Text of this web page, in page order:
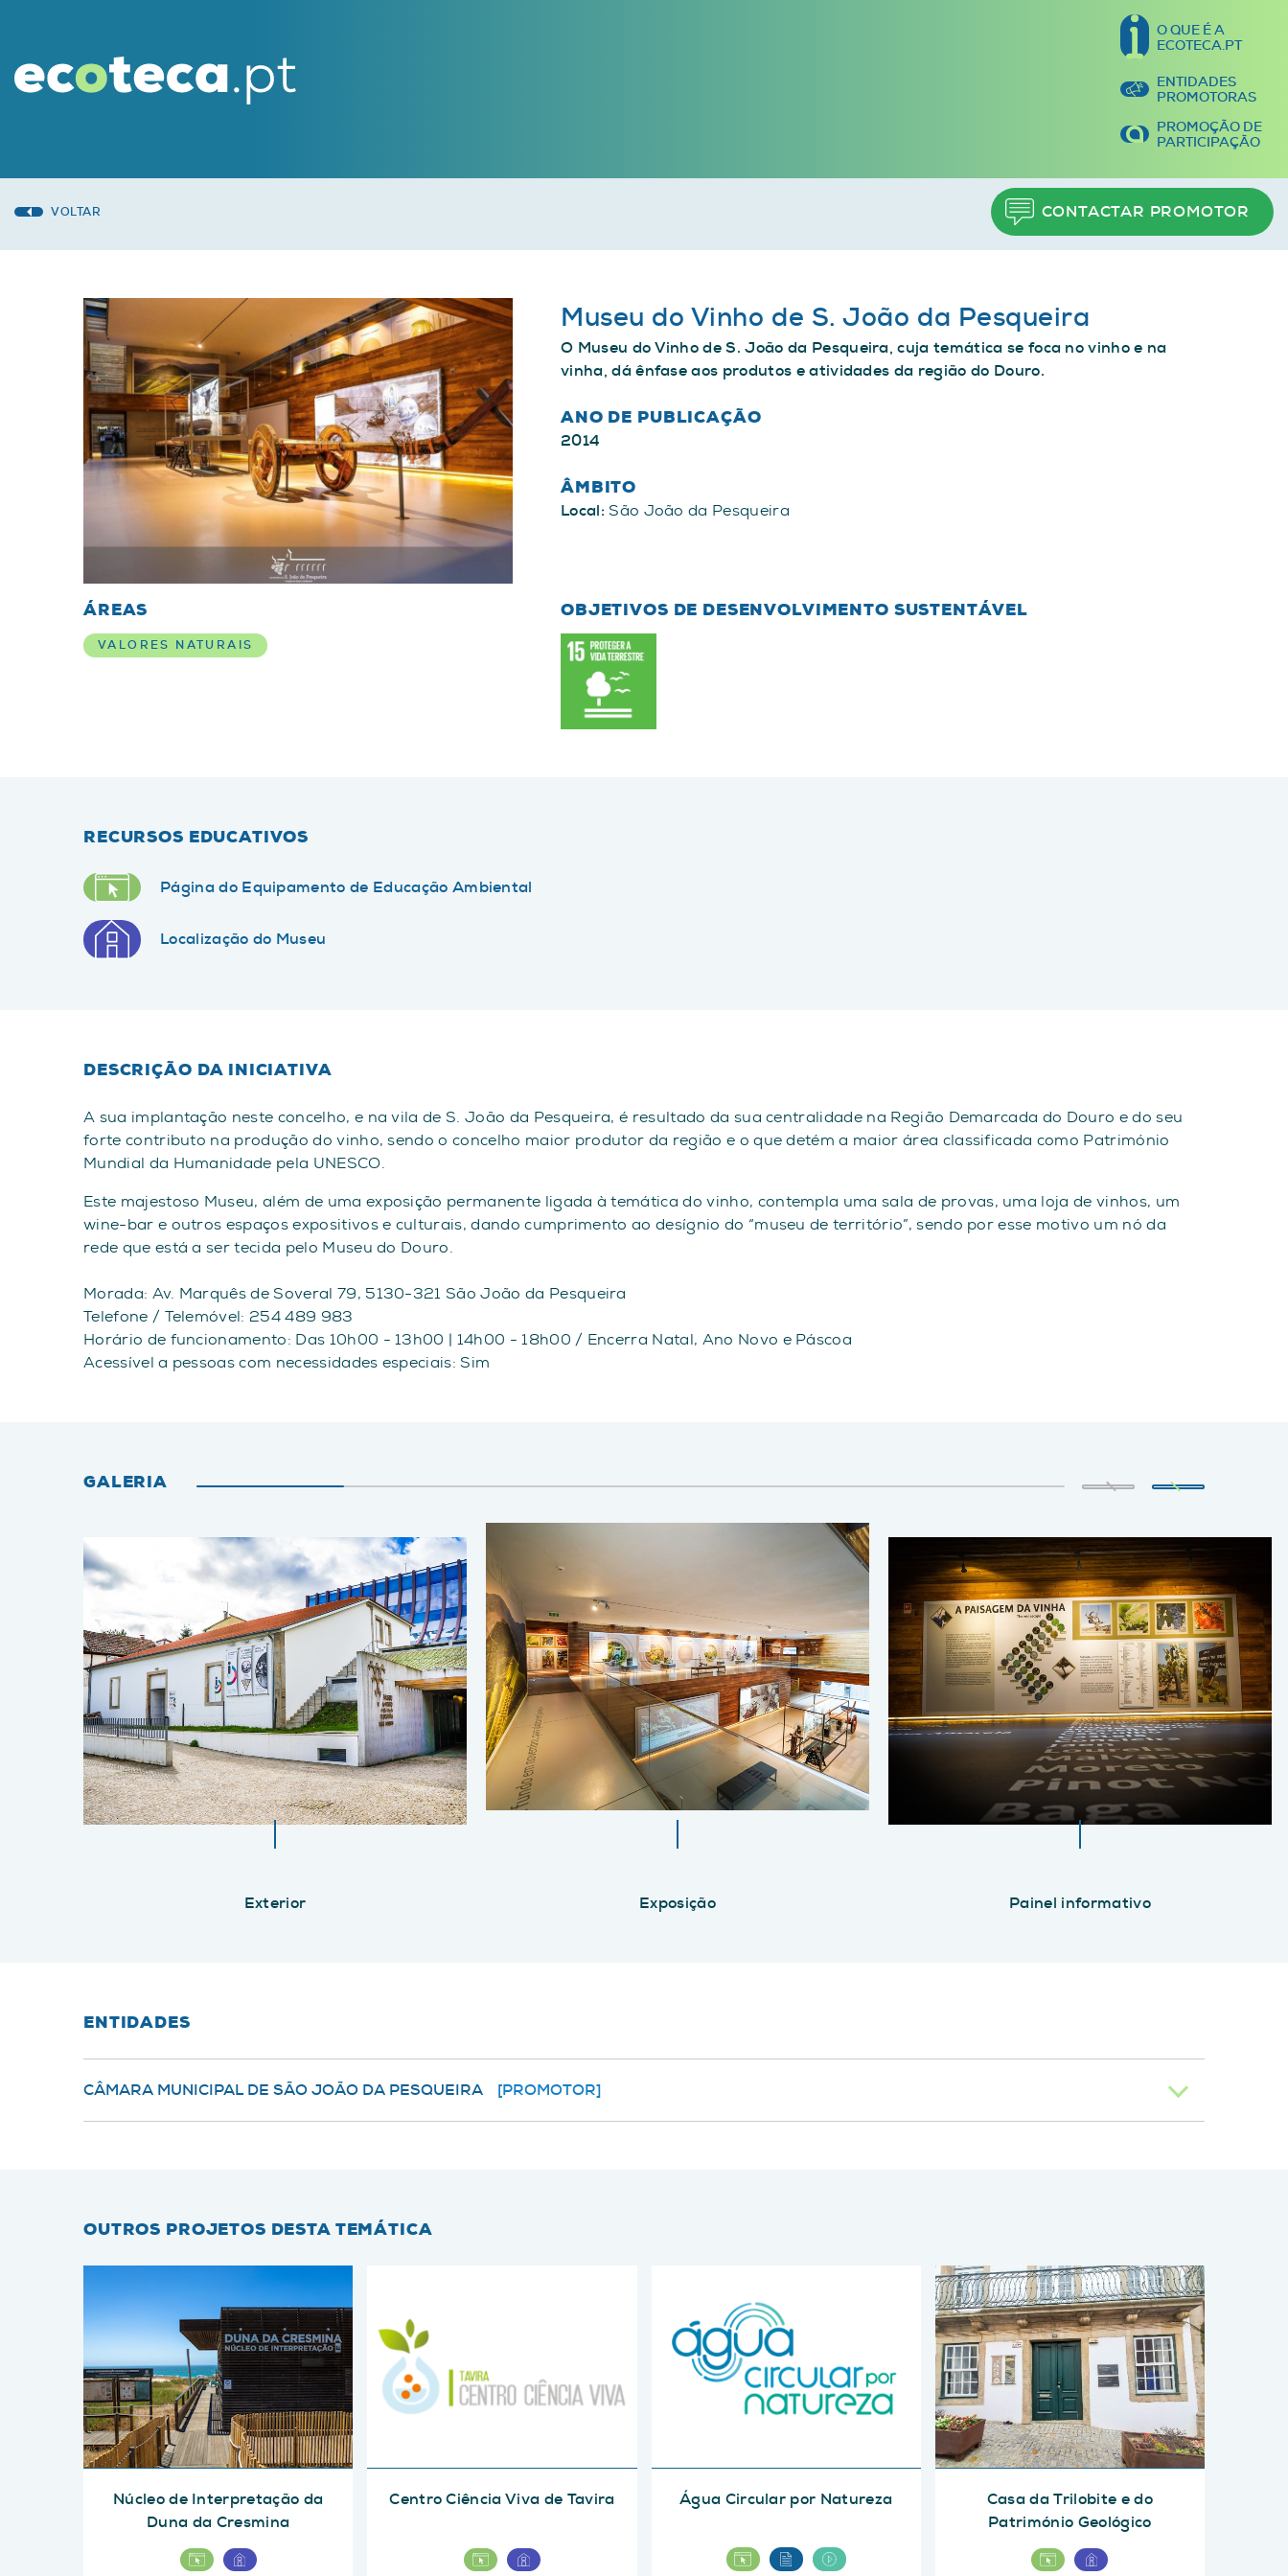
O QUE É A
ECOTECA.PT
ENTIDADES
PROMOTORAS
PROMOÇÃO DE
PARTICIPAÇÃO
VOLTAR CONTACTAR PROMOTOR
Museu do Vinho de S. João da Pesqueira
O Museu do Vinho de S. João da Pesqueira, cuja temática se foca no vinho e na
vinha, dá ênfase aos produtos e atividades da região do Douro.
ANO DE PUBLICAÇÃO
2014
ÂMBITO
Local: São João da Pesqueira
ÁREAS
VALORES NATURAIS
OBJETIVOS DE DESENVOLVIMENTO SUSTENTÁVEL
RECURSOS EDUCATIVOS
Página do Equipamento de Educação Ambiental
Localização do Museu
DESCRIÇÃO DA INICIATIVA
A sua implantação neste concelho, e na vila de S. João da Pesqueira, é resultado da sua centralidade na Região Demarcada do Douro e do seu
forte contributo na produção do vinho, sendo o concelho maior produtor da região e o que detém a maior área classificada como Património
Mundial da Humanidade pela UNESCO.
Este majestoso Museu, além de uma exposição permanente ligada à temática do vinho, contempla uma sala de provas, uma loja de vinhos, um
wine-bar e outros espaços expositivos e culturais, dando cumprimento ao desígnio do “museu de território”, sendo por esse motivo um nó da
rede que está a ser tecida pelo Museu do Douro.
Morada: Av. Marquês de Soveral 79, 5130-321 São João da Pesqueira
Telefone / Telemóvel: 254 489 983
Horário de funcionamento: Das 10h00 - 13h00 | 14h00 - 18h00 / Encerra Natal, Ano Novo e Páscoa
Acessível a pessoas com necessidades especiais: Sim
GALERIA
Exterior Exposição Painel informativo
ENTIDADES
CÂMARA MUNICIPAL DE SÃO JOÃO DA PESQUEIRA [PROMOTOR]
OUTROS PROJETOS DESTA TEMÁTICA
Núcleo de Interpretação da
Duna da Cresmina
Centro Ciência Viva de Tavira Água Circular por Natureza
Casa da Trilobite e do
Património Geológico